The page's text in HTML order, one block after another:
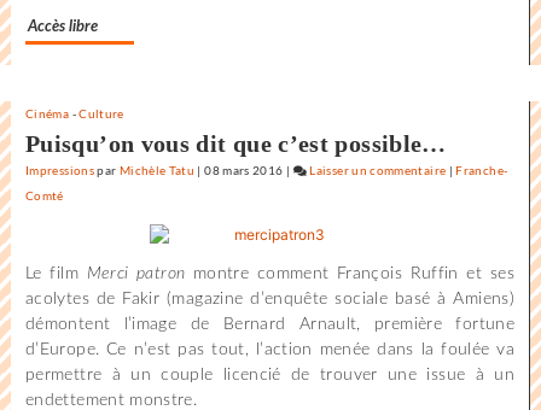
Accès libre
Cinéma -Culture
Puisqu’on vous dit que c’est possible…
Impressionspar Michèle Tatu |08 mars 2016 | Laisser un commentaire on
au
Festival
international
du
film
|Franche-
Comté
Le film Merci patron montre comment François Ruffin et ses
acolytes de Fakir (magazine d’enquête sociale basé à Amiens)
démontent l’image de Bernard Arnault, première fortune
d’Europe. Ce n’est pas tout, l’action menée dans la foulée va
permettre à un couple licencié de trouver une issue à un
endettement monstre.